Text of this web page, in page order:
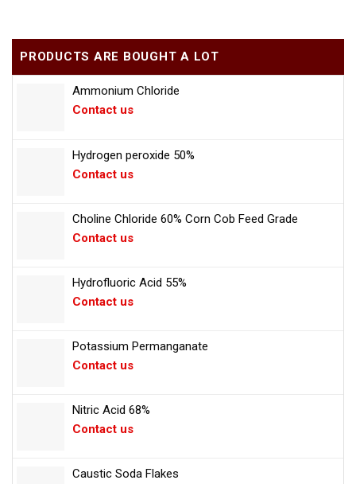
PRODUCTS ARE BOUGHT A LOT
Ammonium Chloride
Contact us
Hydrogen peroxide 50%
Contact us
Choline Chloride 60% Corn Cob Feed Grade
Contact us
Hydrofluoric Acid 55%
Contact us
Potassium Permanganate
Contact us
Nitric Acid 68%
Contact us
Caustic Soda Flakes